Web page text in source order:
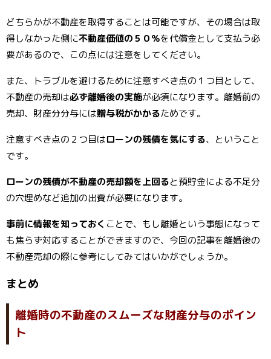
どちらかが不動産を取得することは可能ですが、その場合は取
得しなかった側に不動産価値の５０％を代償金として支払う必
要があるので、この点には注意をしてください。
また、トラブルを避けるために注意すべき点の１つ目として、
不動産の売却は必ず離婚後の実施が必須になります。離婚前の
売却、財産分分与には贈与税がかかるためです。
注意すべき点の２つ目はローンの残債を気にする、ということ
です。
ローンの残債が不動産の売却額を上回ると預貯金による不足分
の穴埋めなど追加の出費が必要になります。
事前に情報を知っておく ことで、もし離婚という事態になって
も焦らず対応することができますので、今回の記事を離婚後の
不動産売却の際に参考にしてみてはいかがでしょうか。
まとめ
離婚時の不動産のスムーズな財産分与のポイン
ト